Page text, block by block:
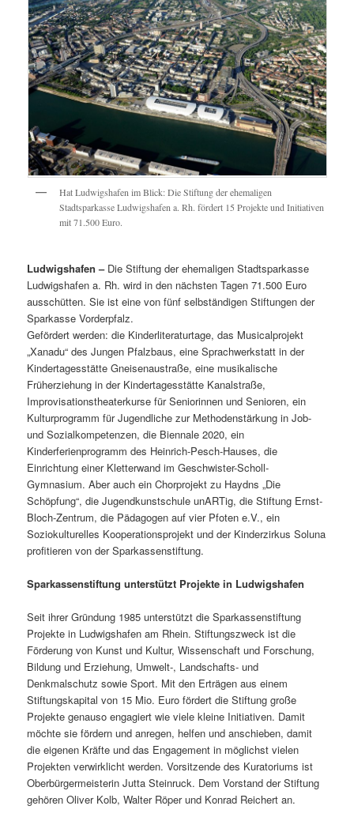
Hat Ludwigshafen im Blick: Die Stiftung der ehemaligen
Stadtsparkasse Ludwigshafen a. Rh. fördert 15 Projekte und Initiativen
mit 71.500 Euro.
Ludwigshafen – Die Stiftung der ehemaligen Stadtsparkasse
Ludwigshafen a. Rh. wird in den nächsten Tagen 71.500 Euro
ausschütten. Sie ist eine von fünf selbständigen Stiftungen der
Sparkasse Vorderpfalz.
Gefördert werden: die Kinderliteraturtage, das Musicalprojekt
„Xanadu“ des Jungen Pfalzbaus, eine Sprachwerkstatt in der
Kindertagesstätte Gneisenaustraße, eine musikalische
Früherziehung in der Kindertagesstätte Kanalstraße,
Improvisationstheaterkurse für Seniorinnen und Senioren, ein
Kulturprogramm für Jugendliche zur Methodenstärkung in Job-
und Sozialkompetenzen, die Biennale 2020, ein
Kinderferienprogramm des Heinrich-Pesch-Hauses, die
Einrichtung einer Kletterwand im Geschwister-Scholl-
Gymnasium. Aber auch ein Chorprojekt zu Haydns „Die
Schöpfung“, die Jugendkunstschule unARTig, die Stiftung Ernst-
Bloch-Zentrum, die Pädagogen auf vier Pfoten e.V., ein
Soziokulturelles Kooperationsprojekt und der Kinderzirkus Soluna
profitieren von der Sparkassenstiftung.
Sparkassenstiftung unterstützt Projekte in Ludwigshafen
Seit ihrer Gründung 1985 unterstützt die Sparkassenstiftung
Projekte in Ludwigshafen am Rhein. Stiftungszweck ist die
Förderung von Kunst und Kultur, Wissenschaft und Forschung,
Bildung und Erziehung, Umwelt-, Landschafts- und
Denkmalschutz sowie Sport. Mit den Erträgen aus einem
Stiftungskapital von 15 Mio. Euro fördert die Stiftung große
Projekte genauso engagiert wie viele kleine Initiativen. Damit
möchte sie fördern und anregen, helfen und anschieben, damit
die eigenen Kräfte und das Engagement in möglichst vielen
Projekten verwirklicht werden. Vorsitzende des Kuratoriums ist
Oberbürgermeisterin Jutta Steinruck. Dem Vorstand der Stiftung
gehören Oliver Kolb, Walter Röper und Konrad Reichert an.